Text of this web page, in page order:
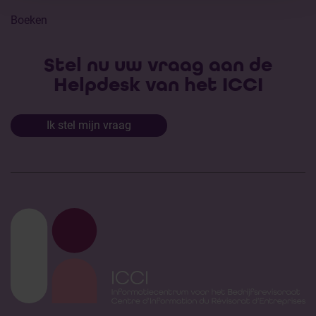
Boeken
Stel nu uw vraag aan de
Helpdesk van het ICCI
Ik stel mijn vraag